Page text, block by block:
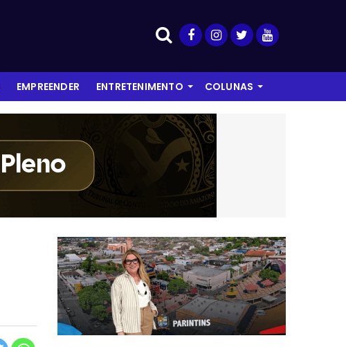
EMPREENDER ENTRETENIMENTO COLUNAS